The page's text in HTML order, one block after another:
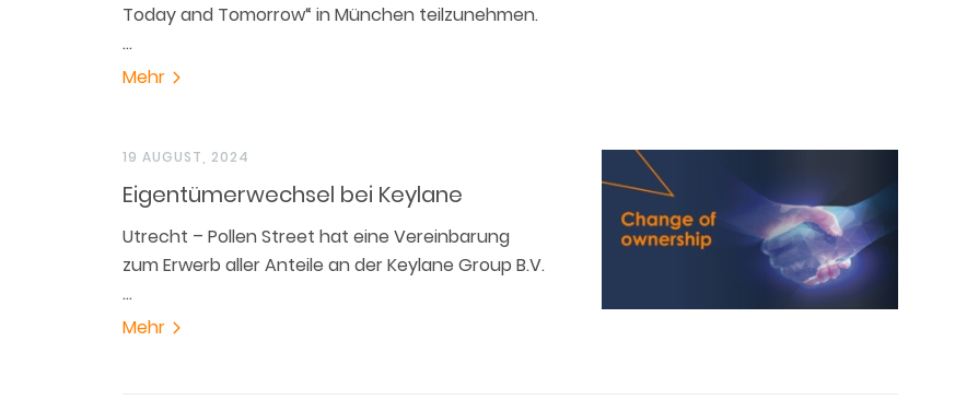
Today and Tomorrow“ in München teilzunehmen.
…
Mehr
19 AUGUST, 2024
Eigentümerwechsel bei Keylane
Utrecht – Pollen Street hat eine Vereinbarung
zum Erwerb aller Anteile an der Keylane Group B.V.
…
Mehr